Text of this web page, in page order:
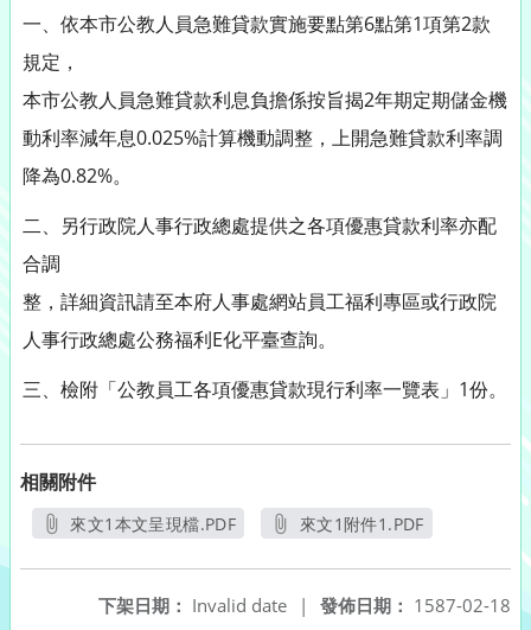
一、依本市公教人員急難貸款實施要點第6點第1項第2款
規定，
本市公教人員急難貸款利息負擔係按旨揭2年期定期儲金機
動利率減年息0.025%計算機動調整，上開急難貸款利率調
降為0.82%。
二、另行政院人事行政總處提供之各項優惠貸款利率亦配
合調
整，詳細資訊請至本府人事處網站員工福利專區或行政院
人事行政總處公務福利E化平臺查詢。
三、檢附「公教員工各項優惠貸款現行利率一覽表」1份。
相關附件
來文1本文呈現檔.PDF
來文1附件1.PDF
發佈日期： 1587-02-18
下架日期： Invalid date
|